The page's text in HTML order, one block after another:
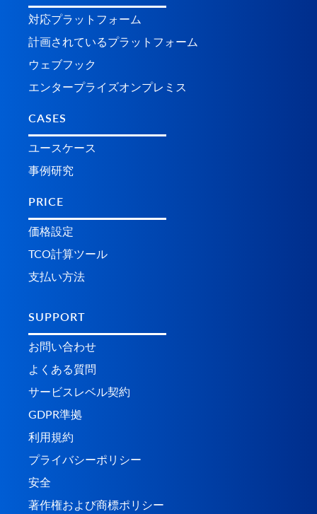
対応プラットフォーム
計画されているプラ​​ットフォーム
ウェブフック
エンタープライズオンプレミス
CASES
ユースケース
事例研究
PRICE
価格設定
TCO計算ツール
支払い方法
SUPPORT
お問い合わせ
よくある質問
サービスレベル契約
GDPR準拠
利用規約
プライバシーポリシー
安全
著作権および商標ポリシー